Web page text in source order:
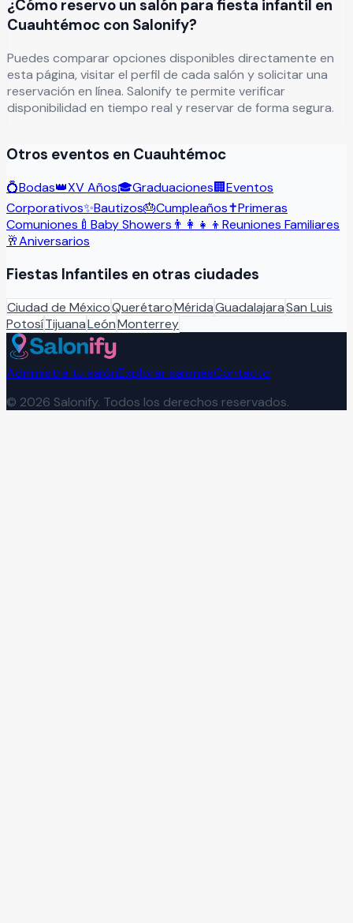
¿Cómo reservo un salón para fiesta infantil en
Cuauhtémoc con Salonify?
Puedes comparar opciones disponibles directamente en
esta página, visitar el perfil de cada salón y solicitar una
reservación en línea. Salonify te permite verificar
disponibilidad en tiempo real y reservar de forma segura.
Otros eventos en Cuauhtémoc
💍Bodas👑XV Años🎓Graduaciones🏢Eventos
Corporativos✨Bautizos🎂Cumpleaños✝️Primeras
Comuniones 🍼 Baby Showers 👨‍👩‍👧‍👦 Reuniones Familiares
🥂Aniversarios
Fiestas Infantiles en otras ciudades
Ciudad de MéxicoQuerétaroMéridaGuadalajaraSan Luis
PotosíTijuanaLeónMonterrey
Administra tu salónExplorar salonesContacto
© 2026 Salonify. Todos los derechos reservados.